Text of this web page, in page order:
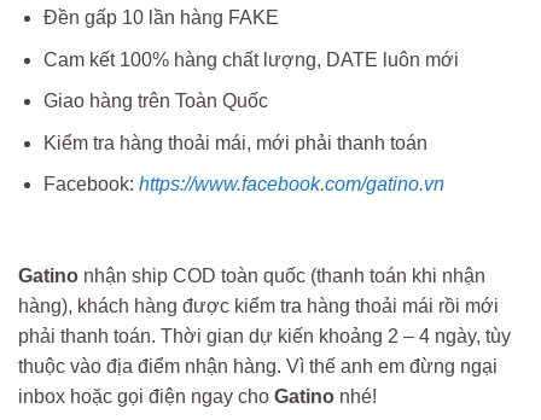
Đền gấp 10 lần hàng FAKE
Cam kết 100% hàng chất lượng, DATE luôn mới
Giao hàng trên Toàn Quốc
Kiểm tra hàng thoải mái, mới phải thanh toán
Facebook: https://www.facebook.com/gatino.vn
Gatino nhận ship COD toàn quốc (thanh toán khi nhận
hàng), khách hàng được kiểm tra hàng thoải mái rồi mới
phải thanh toán. Thời gian dự kiến khoảng 2 – 4 ngày, tùy
thuộc vào địa điểm nhận hàng. Vì thế anh em đừng ngại
inbox hoặc gọi điện ngay cho Gatino nhé!